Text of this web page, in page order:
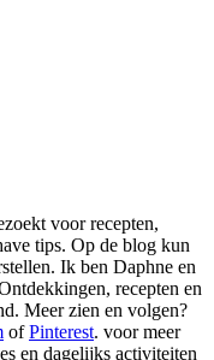
voor recepten,
tips. Op de blog kun
Ik ben Daphne en
recepten en
Meer zien en volgen?
ofPinterest. voor meer
en dagelijks activiteiten